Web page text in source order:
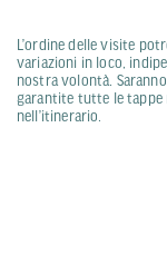
L’ordine delle visite
variazioni in loco,
nostra volontà.
garantite tutte le tappe
nell’itinerario.